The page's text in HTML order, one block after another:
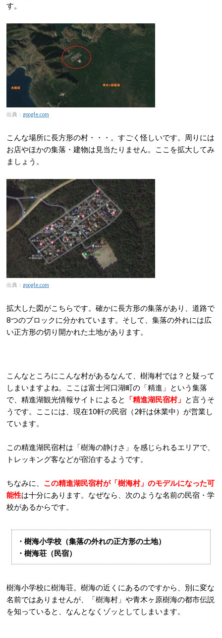
す。
出典： google.com
こんな場所に長方形の村・・・。すごく怪しいです。周りには
お店やほかの集落・建物は見当たりません。ここを拡大してみ
ましょう。
出典： google.com
拡大した図がこちらです。確かに長方形の集落があり、道路で
8つのブロックに分かれています。そして、集落の外れには広
い正方形の切り開かれた土地があります。
こんなところにこんな村があるなんて、樹海村では？と疑って
しまいますよね。ここは富士河口湖町の「精進」という集落
で、精進湖観光情報サイトによると
「精進湖民宿村」 と言うそ
うです。ここには、現在10軒の民宿（2軒は休業中）が営業し
ています。
この精進湖民宿村は「樹海の静けさ」を感じられるエリアで、
トレッキング客などが宿泊するようです。
ちなみに、 この精進湖民宿村が「樹海村」のモデルになった可
能性は十分にあります。なぜなら、次のような名前の民宿・学
校があるからです。
・樹海小学校（集落の外れの正方形の土地）
・樹海荘（民宿）
樹海小学校に樹海荘。樹海の近くにあるのですから、別に変な
名前ではありませんが、「樹海村」や青木ヶ原樹海の都市伝説
を知っていると、なんとなくゾッとしてしまいます。